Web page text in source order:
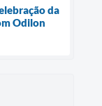
da
Odilon